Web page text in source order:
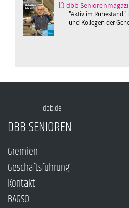
dbb
"Aktiv im
und Kollegen der
dbb.de
DBB SENIOREN
Gremien
Geschäftsführung
Kontakt
BAGSO